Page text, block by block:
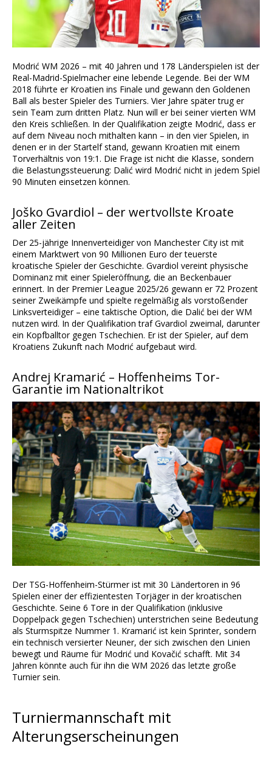
Modrić WM 2026 – mit 40 Jahren und 178 Länderspielen ist der
Real-Madrid-Spielmacher eine lebende Legende. Bei der WM
2018 führte er Kroatien ins Finale und gewann den Goldenen
Ball als bester Spieler des Turniers. Vier Jahre später trug er
sein Team zum dritten Platz. Nun will er bei seiner vierten WM
den Kreis schließen. In der Qualifikation zeigte Modrić, dass er
auf dem Niveau noch mithalten kann – in den vier Spielen, in
denen er in der Startelf stand, gewann Kroatien mit einem
Torverhältnis von 19:1. Die Frage ist nicht die Klasse, sondern
die Belastungssteuerung: Dalić wird Modrić nicht in jedem Spiel
90 Minuten einsetzen können.
Joško Gvardiol – der wertvollste Kroate
aller Zeiten
Der 25-jährige Innenverteidiger von Manchester City ist mit
einem Marktwert von 90 Millionen Euro der teuerste
kroatische Spieler der Geschichte. Gvardiol vereint physische
Dominanz mit einer Spieleröffnung, die an Beckenbauer
erinnert. In der Premier League 2025/26 gewann er 72 Prozent
seiner Zweikämpfe und spielte regelmäßig als vorstoßender
Linksverteidiger – eine taktische Option, die Dalić bei der WM
nutzen wird. In der Qualifikation traf Gvardiol zweimal, darunter
ein Kopfballtor gegen Tschechien. Er ist der Spieler, auf dem
Kroatiens Zukunft nach Modrić aufgebaut wird.
Andrej Kramarić – Hoffenheims Tor-
Garantie im Nationaltrikot
Der TSG-Hoffenheim-Stürmer ist mit 30 Ländertoren in 96
Spielen einer der effizientesten Torjäger in der kroatischen
Geschichte. Seine 6 Tore in der Qualifikation (inklusive
Doppelpack gegen Tschechien) unterstrichen seine Bedeutung
als Sturmspitze Nummer 1. Kramarić ist kein Sprinter, sondern
ein technisch versierter Neuner, der sich zwischen den Linien
bewegt und Räume für Modrić und Kovačić schafft. Mit 34
Jahren könnte auch für ihn die WM 2026 das letzte große
Turnier sein.
Turniermannschaft mit
Alterungserscheinungen